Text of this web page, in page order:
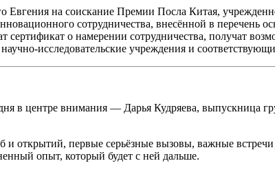
на соискание Премии Посла Китая,
сотрудничества, внесённой в перечень
о намерении сотрудничества, получат
исследовательские учреждения и
в центре внимания — Дарья Кудряева, выпускница
и открытий, первые серьёзные вызовы, важные
опыт, который будет с ней дальше.